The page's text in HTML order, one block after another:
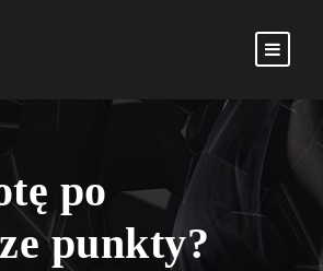
po
punkty?